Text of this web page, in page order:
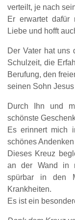
verteilt, je nach
Er erwartet dafür
Liebe und hofft
Der Vater hat uns
Schulzeit, die
Berufung, den
seinen Sohn
Durch Ihn und
schönste
Es erinnert mich
schönes
Dieses Kreuz
an der Wand in
spürbar in den
Krankheiten.
Es ist ein